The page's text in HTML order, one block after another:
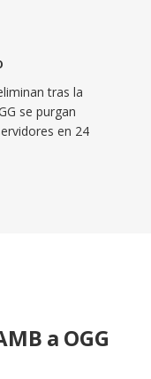
tras la
se purgan
en 24
a OGG